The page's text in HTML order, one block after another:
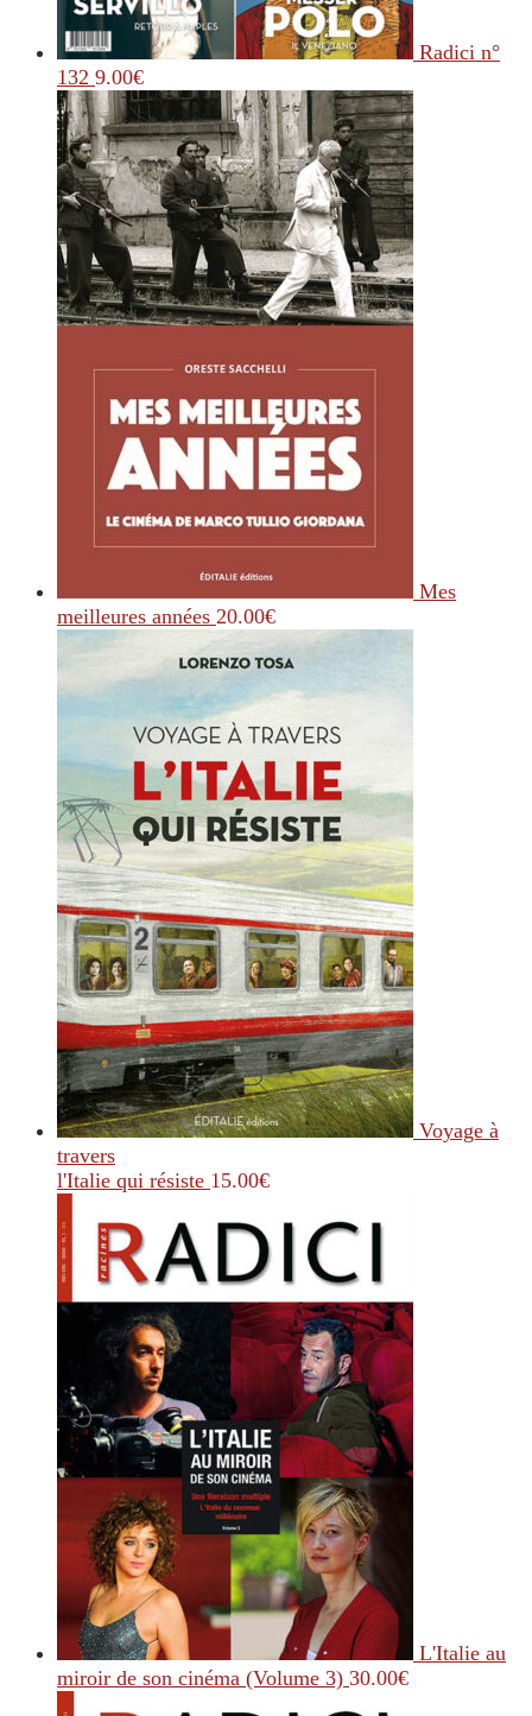
Radici n°
132 9.00€
Mes
meilleures années 20.00€
Voyage à
travers
l'Italie qui résiste 15.00€
L'Italie au
miroir de son cinéma (Volume 3) 30.00€